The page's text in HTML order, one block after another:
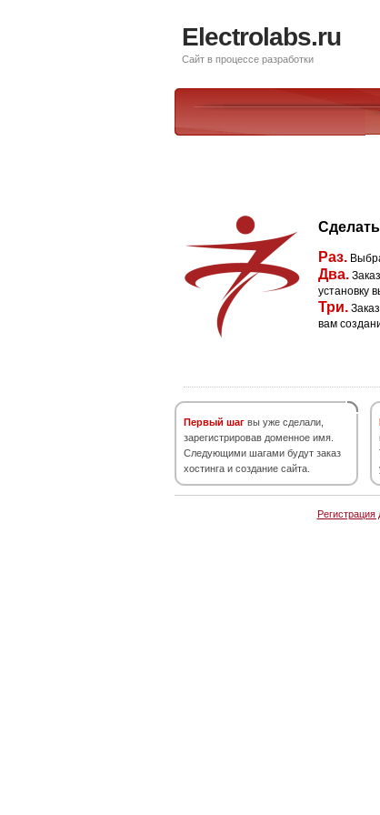
Electrolabs.ru
Сайт в процессе разработки
Раз.
Два.
установку
Три.
вам
Первый шаг вы уже сделали,
зарегистрировав доменное имя.
Следующими шагами будут заказ
хостинга и создание сайта.
Регистрация